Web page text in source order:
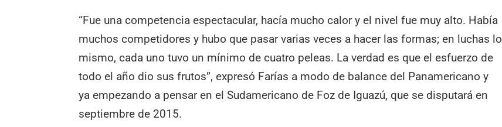
“Fue una competencia espectacular, hacía mucho calor y el nivel fue muy alto. Había
muchos competidores y hubo que pasar varias veces a hacer las formas; en luchas lo
mismo, cada uno tuvo un mínimo de cuatro peleas. La verdad es que el esfuerzo de
todo el año dio sus frutos”, expresó Farías a modo de balance del Panamericano y
ya empezando a pensar en el Sudamericano de Foz de Iguazú, que se disputará en
septiembre de 2015.